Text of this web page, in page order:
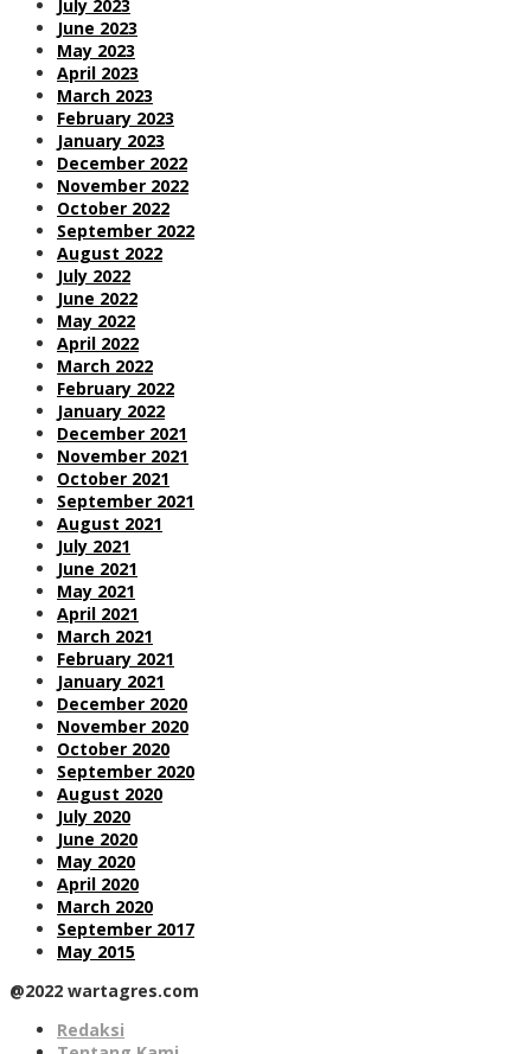
July 2023
June 2023
May 2023
April 2023
March 2023
February 2023
January 2023
December 2022
November 2022
October 2022
September 2022
August 2022
July 2022
June 2022
May 2022
April 2022
March 2022
February 2022
January 2022
December 2021
November 2021
October 2021
September 2021
August 2021
July 2021
June 2021
May 2021
April 2021
March 2021
February 2021
January 2021
December 2020
November 2020
October 2020
September 2020
August 2020
July 2020
June 2020
May 2020
April 2020
March 2020
September 2017
May 2015
@2022 wartagres.com
Redaksi